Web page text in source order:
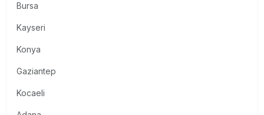
Bursa
Kayseri
Konya
Gaziantep
Kocaeli